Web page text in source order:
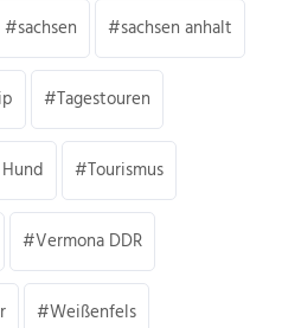
sachsen sachsen anhalt
Tagestouren
Tourismus
Vermona DDR
Weißenfels